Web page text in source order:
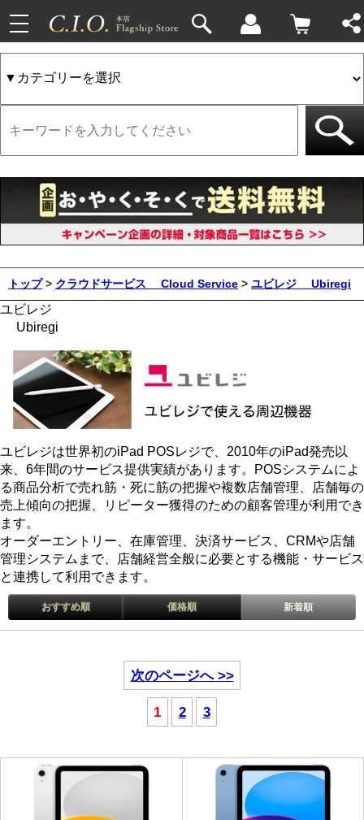
toggle
navigation
トップ > クラウドサービス Cloud Service > ユビレジ Ubiregi
ユビレジ
Ubiregi
ユビレジは世界初のiPad POSレジで、2010年のiPad発売以
来、6年間のサービス提供実績があります。POSシステムによ
る商品分析で売れ筋・死に筋の把握や複数店舗管理、店舗毎の
売上傾向の把握、リピーター獲得のための顧客管理が利用でき
ます。
オーダーエントリー、在庫管理、決済サービス、CRMや店舗
管理システムまで、店舗経営全般に必要とする機能・サービス
と連携して利用できます。
おすすめ順 価格順 新着順
次のページへ >>
1 2 3